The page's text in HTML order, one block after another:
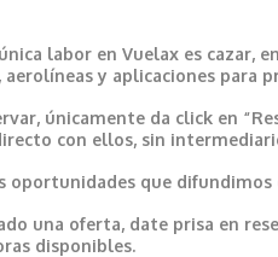
labor en Vuelax es cazar,
aerolíneas y aplicaciones para
únicamente da click en
con ellos, sin
oportunidades que difundimos
una oferta, date prisa en
disponibles.